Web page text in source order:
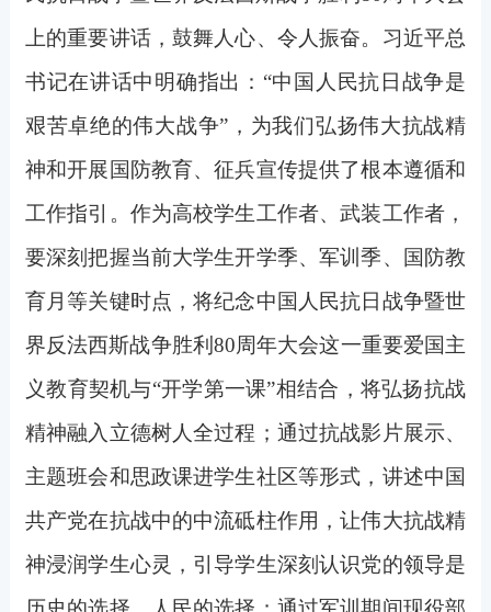
上的重要讲话，鼓舞人心、令人振奋。习近平总
书记在讲话中明确指出：“中国人民抗日战争是
艰苦卓绝的伟大战争”，为我们弘扬伟大抗战精
神和开展国防教育、征兵宣传提供了根本遵循和
工作指引。作为高校学生工作者、武装工作者，
要深刻把握当前大学生开学季、军训季、国防教
育月等关键时点，将纪念中国人民抗日战争暨世
界反法西斯战争胜利80周年大会这一重要爱国主
义教育契机与“开学第一课”相结合，将弘扬抗战
精神融入立德树人全过程；通过抗战影片展示、
主题班会和思政课进学生社区等形式，讲述中国
共产党在抗战中的中流砥柱作用，让伟大抗战精
神浸润学生心灵，引导学生深刻认识党的领导是